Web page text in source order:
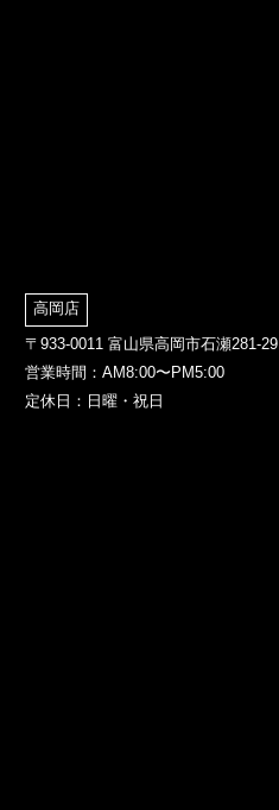
高岡店
〒933-0011 富山県高岡市石瀬281-29
営業時間：AM8:00〜PM5:00
定休日：日曜・祝日